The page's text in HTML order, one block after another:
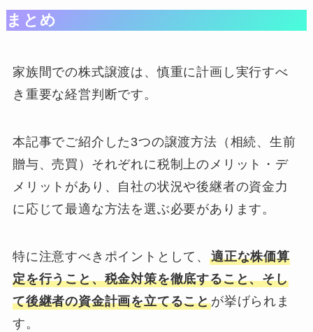
まとめ
家族間での株式譲渡は、慎重に計画し実行すべ
き重要な経営判断です。
本記事でご紹介した3つの譲渡方法（相続、生前
贈与、売買）それぞれに税制上のメリット・デ
メリットがあり、自社の状況や後継者の資金力
に応じて最適な方法を選ぶ必要があります。
特に注意すべきポイントとして、適正な株価算
定を行うこと、税金対策を徹底すること、そし
て後継者の資金計画を立てることが挙げられま
す。